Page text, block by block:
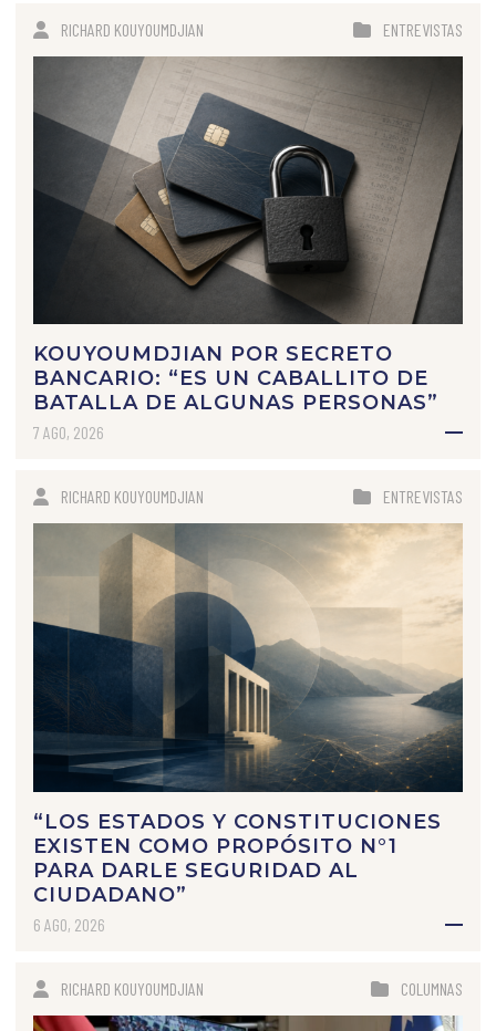
RICHARD KOUYOUMDJIAN ENTREVISTAS
KOUYOUMDJIAN POR SECRETO
BANCARIO: “ES UN CABALLITO DE
BATALLA DE ALGUNAS PERSONAS”
7 AGO, 2026
RICHARD KOUYOUMDJIAN ENTREVISTAS
“LOS ESTADOS Y CONSTITUCIONES
EXISTEN COMO PROPÓSITO N°1
PARA DARLE SEGURIDAD AL
CIUDADANO”
6 AGO, 2026
RICHARD KOUYOUMDJIAN COLUMNAS